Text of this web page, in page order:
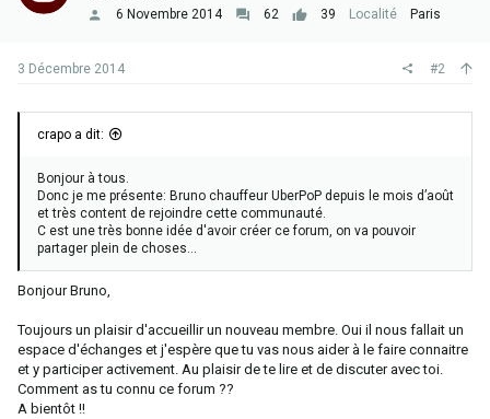
6 Novembre 2014
62 39 Localité Paris
3 Décembre 2014 #2
crapo a dit:
Bonjour à tous.
Donc je me présente: Bruno chauffeur UberPoP depuis le mois d’août
et très content de rejoindre cette communauté.
C est une très bonne idée d'avoir créer ce forum, on va pouvoir
partager plein de choses...
Bonjour Bruno,
Toujours un plaisir d'accueillir un nouveau membre. Oui il nous fallait un
espace d'échanges et j'espère que tu vas nous aider à le faire connaitre
et y participer activement. Au plaisir de te lire et de discuter avec toi.
Comment as tu connu ce forum ??
A bientôt !!